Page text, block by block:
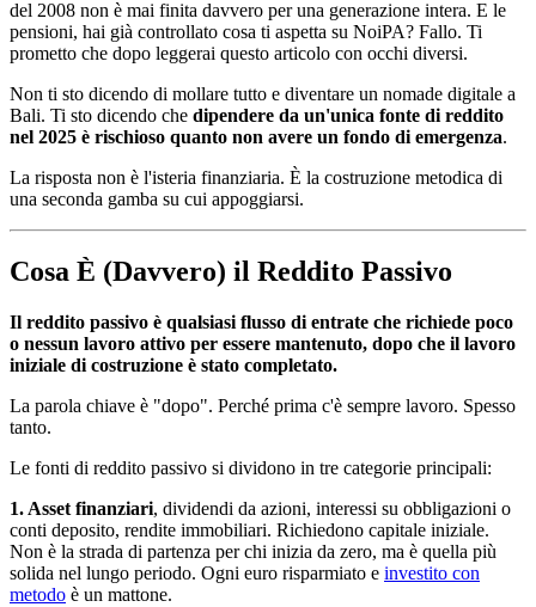
del 2008 non è mai finita davvero per una generazione intera. E le
pensioni, hai già controllato cosa ti aspetta su NoiPA? Fallo. Ti
prometto che dopo leggerai questo articolo con occhi diversi.
Non ti sto dicendo di mollare tutto e diventare un nomade digitale a
Bali. Ti sto dicendo che dipendere da un'unica fonte di reddito
nel 2025 è rischioso quanto non avere un fondo di emergenza.
La risposta non è l'isteria finanziaria. È la costruzione metodica di
una seconda gamba su cui appoggiarsi.
Cosa È (Davvero) il Reddito Passivo
Il reddito passivo è qualsiasi flusso di entrate che richiede poco
o nessun lavoro attivo per essere mantenuto, dopo che il lavoro
iniziale di costruzione è stato completato.
La parola chiave è "dopo". Perché prima c'è sempre lavoro. Spesso
tanto.
Le fonti di reddito passivo si dividono in tre categorie principali:
1. Asset finanziari, dividendi da azioni, interessi su obbligazioni o
conti deposito, rendite immobiliari. Richiedono capitale iniziale.
Non è la strada di partenza per chi inizia da zero, ma è quella più
solida nel lungo periodo. Ogni euro risparmiato e investito con
metodo è un mattone.